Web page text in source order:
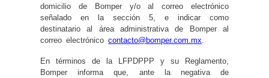
domicilio de Bomper y/o al correo electrónico
señalado en la sección 5, e indicar como
destinatario al área administrativa de Bomper al
correo electrónicocontacto@bomper.com.mx
En términos de la LFPDPPP y su Reglamento,
Bomper informa que, ante la negativa de